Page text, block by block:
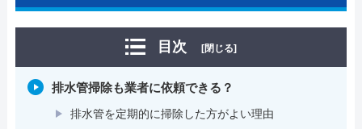
目次 [閉じる]
排水管掃除も業者に依頼できる？
排水管を定期的に掃除した方がよい理由